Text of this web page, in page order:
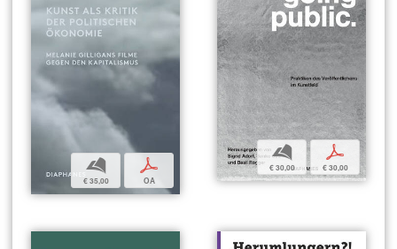
b
€ 35,00
p
OA
b
€ 30,00
p
€ 30,00